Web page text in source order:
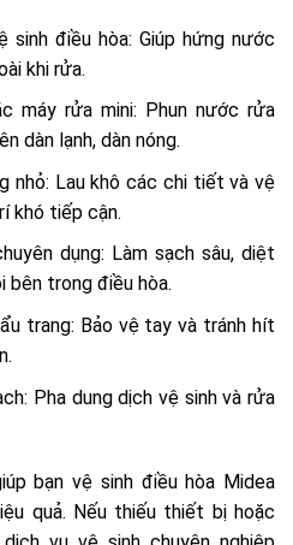
sinh điều hòa: Giúp hứng nước
khi rửa.
máy rửa mini: Phun nước rửa
dàn lạnh, dàn nóng.
nhỏ: Lau khô các chi tiết và vệ
khó tiếp cận.
dụng: Làm sạch sâu, diệt
bên trong điều hòa.
trang: Bảo vệ tay và tránh hít
Pha dung dịch vệ sinh và rửa
bạn vệ sinh điều hòa Midea
quả. Nếu thiếu thiết bị hoặc